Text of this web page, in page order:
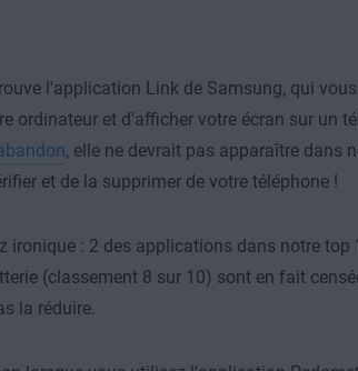
l'application Link de Samsung, qui
ordinateur et d'afficher votre écran sur un
, elle ne devrait pas apparaître dans
et de la supprimer de votre téléphone !
ironique : 2 des applications dans notre
(classement 8 sur 10) sont en fait
la réduire.